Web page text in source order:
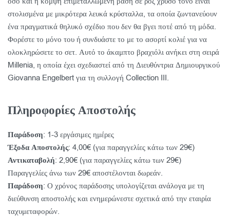
στολισμένα με μικρότερα λευκά κρύσταλλα, τα οποία ζωντανεύουν
ένα πραγματικά θηλυκό σχέδιο που δεν θα βγει ποτέ από τη μόδα.
Φορέστε το μόνο του ή συνδυάστε το με το ασορτί κολιέ για να
ολοκληρώσετε το σετ. Αυτό το άκαμπτο βραχιόλι ανήκει στη σειρά
Millenia, η οποία έχει σχεδιαστεί από τη Διευθύντρια Δημιουργικού
Giovanna Engelbert για τη συλλογή Collection III.
Πληροφορίες Αποστολής
Παράδοση: 1-3 εργάσιμες ημέρες
Έξοδα Αποστολής: 4,00€ (για παραγγελίες κάτω των 29€)
Αντικαταβολή: 2,90€ (για παραγγελίες κάτω των 29€)
Παραγγελίες άνω των 29€ αποστέλονται δωρεάν.
Παράδοση: Ο χρόνος παράδοσης υπολογίζεται ανάλογα με τη
διεύθυνση αποστολής και ενημερώνεστε σχετικά από την εταιρία
ταχυμεταφορών.